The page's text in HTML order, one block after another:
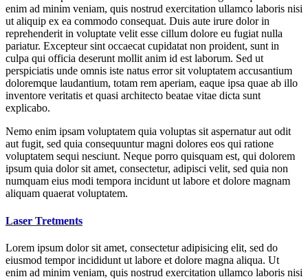
enim ad minim veniam, quis nostrud exercitation ullamco laboris nisi
ut aliquip ex ea commodo consequat. Duis aute irure dolor in
reprehenderit in voluptate velit esse cillum dolore eu fugiat nulla
pariatur. Excepteur sint occaecat cupidatat non proident, sunt in
culpa qui officia deserunt mollit anim id est laborum. Sed ut
perspiciatis unde omnis iste natus error sit voluptatem accusantium
doloremque laudantium, totam rem aperiam, eaque ipsa quae ab illo
inventore veritatis et quasi architecto beatae vitae dicta sunt
explicabo.
Nemo enim ipsam voluptatem quia voluptas sit aspernatur aut odit
aut fugit, sed quia consequuntur magni dolores eos qui ratione
voluptatem sequi nesciunt. Neque porro quisquam est, qui dolorem
ipsum quia dolor sit amet, consectetur, adipisci velit, sed quia non
numquam eius modi tempora incidunt ut labore et dolore magnam
aliquam quaerat voluptatem.
Laser Tretments
Lorem ipsum dolor sit amet, consectetur adipisicing elit, sed do
eiusmod tempor incididunt ut labore et dolore magna aliqua. Ut
enim ad minim veniam, quis nostrud exercitation ullamco laboris nisi